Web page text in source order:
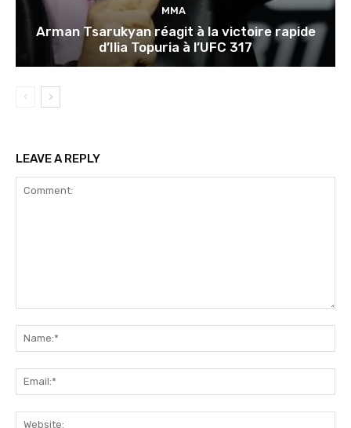
MMA
Arman Tsarukyan réagit à la victoire rapide
d’Ilia Topuria à l’UFC 317
LEAVE A REPLY